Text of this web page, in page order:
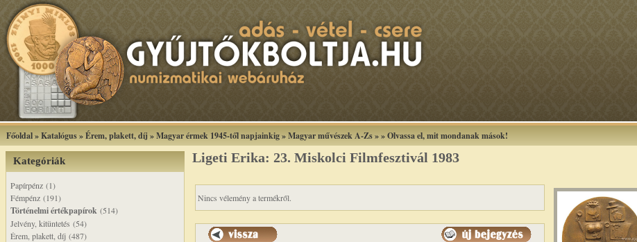
Főoldal»Katalógus»Érem, plakett, díj »Magyar érmek 1945-től napjainkig»Magyar művészek A-Zs»»Olvassa el, mit mondanak mások!
Kategóriák
Papírpénz (1)
Fémpénz (191)
Történelmi értékpapírok (514)
Jelvény, kitüntetés (54)
Érem, plakett, díj (487)
Ligeti Erika: 23. Miskolci Filmfesztivál 1983
Nincs vélemény a termékről.